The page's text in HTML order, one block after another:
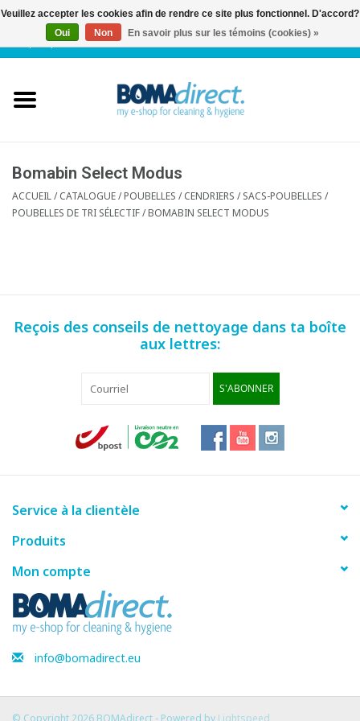
FR| 0 Articles
Service client
Blog
Bomabin Select Modus
ACCUEIL/CATALOGUE/POUBELLES / CENDRIERS / SACS-POUBELLES /
POUBELLES DE TRI SÉLECTIF/BOMABIN SELECT MODUS
Reçois des conseils de nettoyage dans ta boîte
aux lettres:
S'ABONNER
Service à la clientèle
Produits
Mon compte
info@bomadirect.eu
© Copyright 2026 BOMAdirect - Powered by Lightspeed
Veuillez accepter les cookies afin de rendre ce site plus fonctionnel. D'accord?
Oui
Non En savoir plus sur les témoins (cookies) »